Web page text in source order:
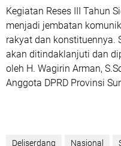
‎Kegiatan Reses III Tahun
menjadi jembatan
rakyat dan konstituennya.
akan ditindaklanjuti dan
oleh H. Wagirin Arman,
Anggota DPRD Provinsi
Deliserdang Nasional